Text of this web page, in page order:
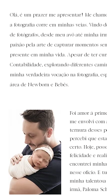
Olá, é um prazer me apresentar! Me
a fotografia corre em minhas veias. Vindo
de fotógrafos, desde meu avô até minha
paixão pela arte de capturar momentos
presente em minha vida. Apesar de ter
Contabilidade, explorando diferentes
minha verdadeira vocação na fotografia,
área de Newborn e Bebês.
Foi amor à
me envolvi com
ternura desses
percebi que
certo. Hoje,
felicidade e
encontrei
nesse ofício. E
minha
irmã, Paloma